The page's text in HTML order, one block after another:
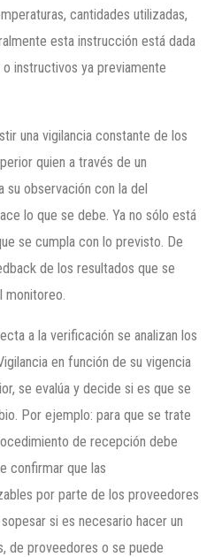
cantidades utilizadas,
esta instrucción está dada
instructivos ya previamente
una vigilancia constante de los
quien a través de un
su observación con la del
lo que se debe. Ya no sólo está
se cumpla con lo previsto. De
de los resultados que se
monitoreo.
a la verificación se analizan los
en función de su vigencia
se evalúa y decide si es que se
Por ejemplo: para que se trate
de recepción debe
confirmar que las
por parte de los proveedores
si es necesario hacer un
de proveedores o se puede